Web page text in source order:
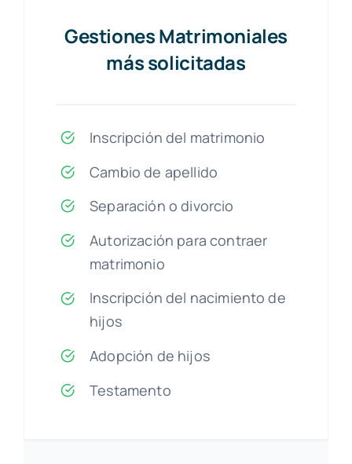
Gestiones Matrimoniales
más solicitadas
Inscripción del matrimonio
Cambio de apellido
Separación o divorcio
Autorización para contraer
matrimonio
Inscripción del nacimiento de
hijos
Adopción de hijos
Testamento